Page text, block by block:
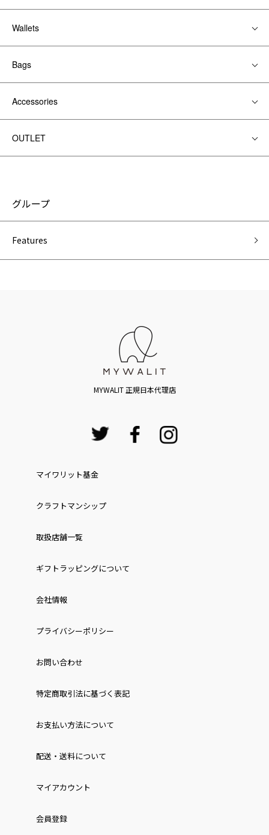
Wallets
Bags
Accessories
OUTLET
グループ
Features
MYWALIT 正規日本代理店
マイワリット基金
クラフトマンシップ
取扱店舗一覧
ギフトラッピングについて
会社情報
プライバシーポリシー
お問い合わせ
特定商取引法に基づく表記
お⽀払い⽅法について
配送・送料について
マイアカウント
会員登録